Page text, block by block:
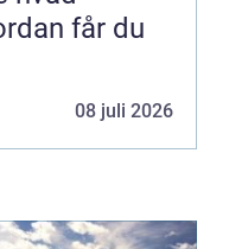
får du
08 juli 2026